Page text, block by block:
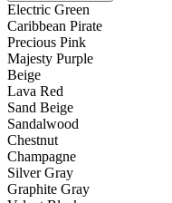
Electric Green
Caribbean Pirate
Precious Pink
Majesty Purple
Beige
Lava Red
Sand Beige
Sandalwood
Chestnut
Champagne
Silver Gray
Graphite Gray